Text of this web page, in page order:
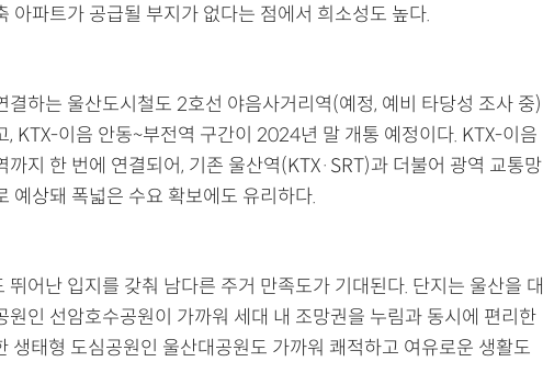
아파트가 공급될 부지가 없다는 점에서 희소성도 높다.
결하는 울산도시철도 2호선 야음사거리역(예정, 예비 타당성 조사 중)
, KTX-이음 안동~부전역 구간이 2024년 말 개통 예정이다. KTX-이음
까지 한 번에 연결되어, 기존 울산역(KTX·SRT)과 더불어 광역 교통망
예상돼 폭넓은 수요 확보에도 유리하다.
뛰어난 입지를 갖춰 남다른 주거 만족도가 기대된다. 단지는 울산을 대
원인 선암호수공원이 가까워 세대 내 조망권을 누림과 동시에 편리한
생태형 도심공원인 울산대공원도 가까워 쾌적하고 여유로운 생활도